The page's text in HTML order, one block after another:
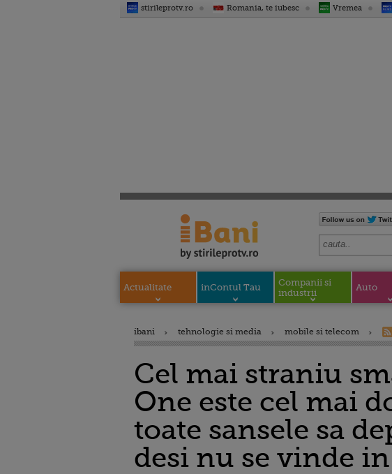
stirileprotv.ro Romania, te iubesc Vremea
Actualitate inContul Tau
Companii si
industrii
Auto
ibani tehnologie si media mobile si telecom
Cel mai straniu
One este cel mai
toate sansele sa
desi nu se vinde